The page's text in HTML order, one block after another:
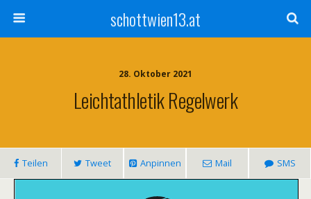
schottwien13.at
28. Oktober 2021
Leichtathletik Regelwerk
Teilen Tweet Anpinnen Mail SMS